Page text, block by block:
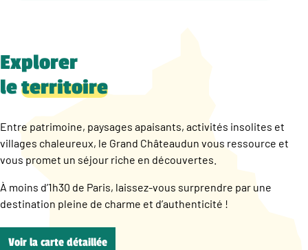
Explorer
leterritoire
Entre patrimoine, paysages apaisants, activités insolites et
villages chaleureux, le Grand Châteaudun vous ressource et
vous promet un séjour riche en découvertes.
À moins d’1h30 de Paris, laissez-vous surprendre par une
destination pleine de charme et d’authenticité !
Voir la carte détaillée